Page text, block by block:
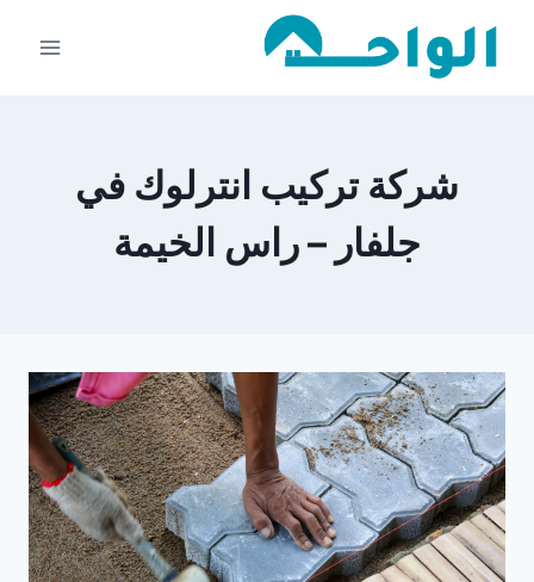
شركة تركيب انترلوك في
جلفار – راس الخيمة